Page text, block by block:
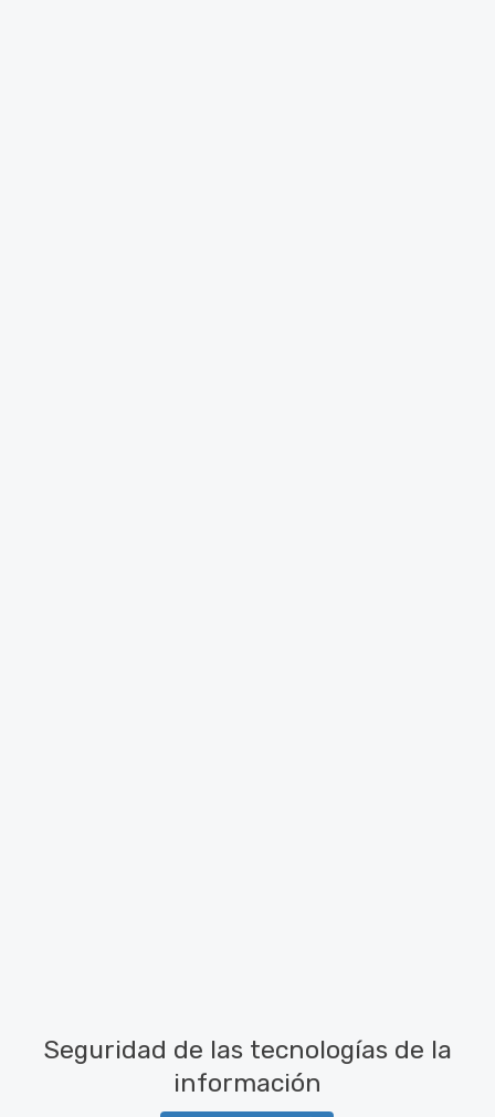
Seguridad de las tecnologías de la
información